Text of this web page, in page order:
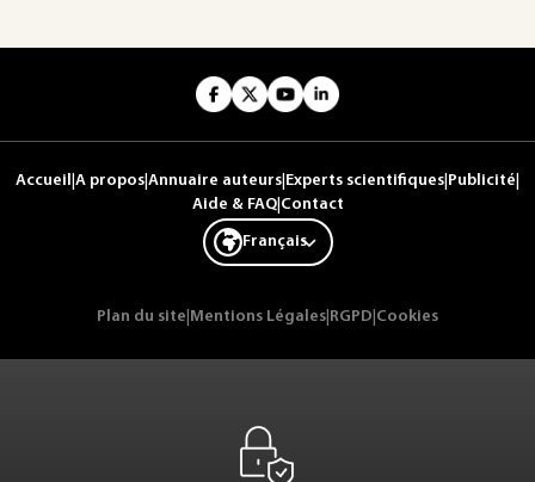
Accueil A propos Annuaire auteurs Experts scientifiques Publicité
Aide & FAQ| Contact
Français
Plan du site Mentions Légales RGPD Cookies